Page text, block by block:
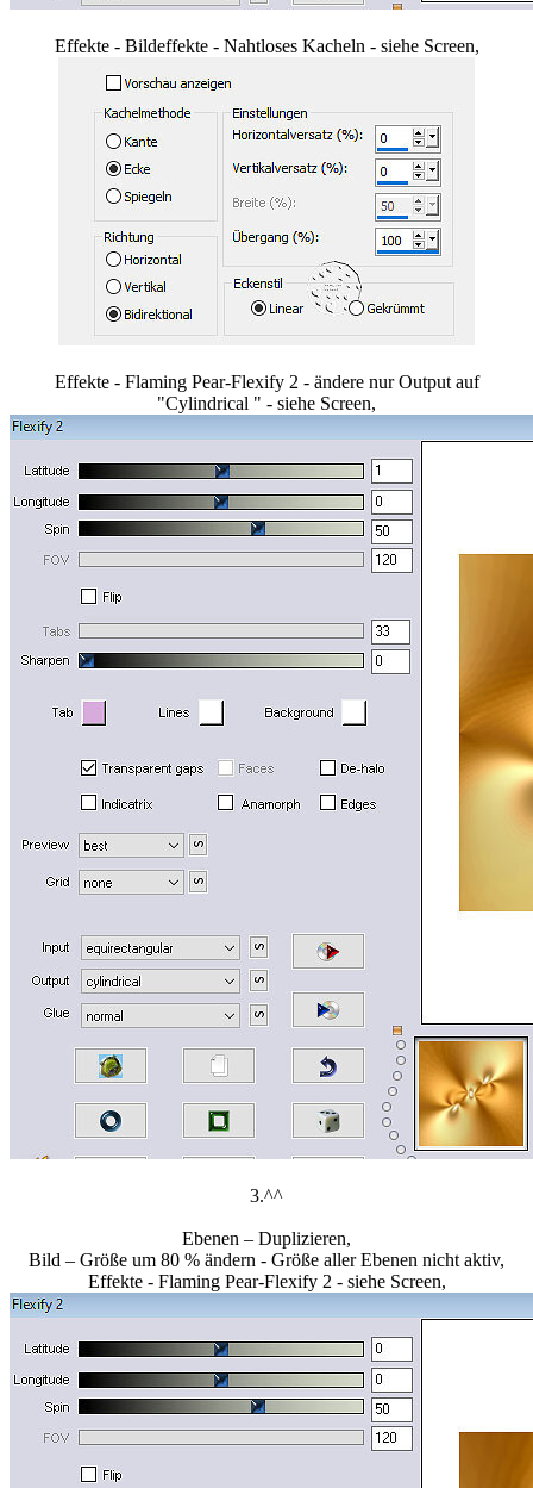
Effekte - Bildeffekte - Nahtloses Kacheln - siehe Screen,
Effekte - Flaming Pear-Flexify 2 - ändere nur Output auf
"Cylindrical " - siehe Screen,
3.^^
Ebenen – Duplizieren,
Bild – Größe um 80 % ändern - Größe aller Ebenen nicht aktiv,
Effekte - Flaming Pear-Flexify 2 - siehe Screen,